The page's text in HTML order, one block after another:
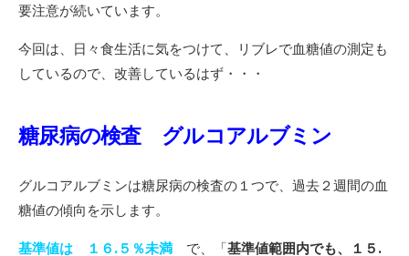
要注意が続いています。
今回は、日々食生活に気をつけて、リブレで血糖値の測定も
しているので、改善しているはず・・・
糖尿病の検査 グルコアルブミン
グルコアルブミンは糖尿病の検査の１つで、過去２週間の血
糖値の傾向を示します。
基準値は １６.５％未満 で、「基準値範囲内でも、１５.